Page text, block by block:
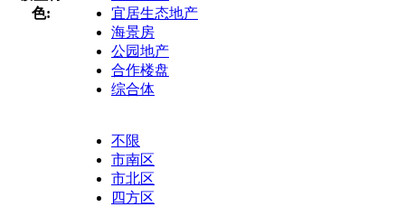
色:
宜居生态地产
海景房
公园地产
合作楼盘
综合体
不限
市南区
市北区
四方区